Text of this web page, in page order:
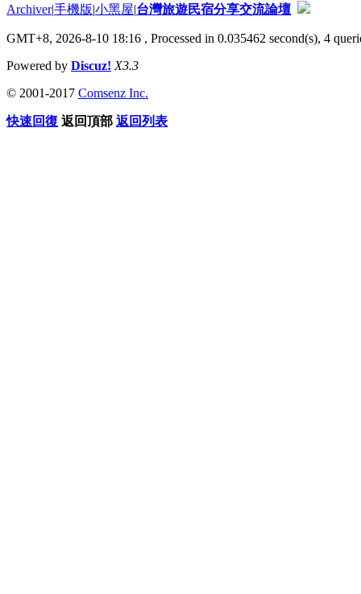
Archiver|手機版|小黑屋|台灣旅遊民宿分享交流論壇
GMT+8, 2026-8-10 18:16 , Processed in 0.035462 second(s), 4
Powered by Discuz! X3.3
© 2001-2017 Comsenz Inc.
快速回復 返回頂部 返回列表